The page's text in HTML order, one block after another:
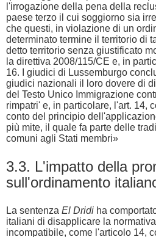
l'irrogazione della pena della
paese terzo il cui soggiorno sia
che questi, in violazione di un
determinato termine il territorio di
detto territorio senza giustificato
la direttiva 2008/115/CE e, in
16. I giudici di Lussemburgo
giudici nazionali il loro dovere di
del Testo Unico Immigrazione
rimpatri' e, in particolare, l'art. 14,
conto del principio
più mite, il quale fa parte delle
comuni agli Stati membri»
3.3. L'impatto della
sull'ordinamento
La sentenza El Dridi ha
italiani di disapplicare la
incompatibile, come l'articolo 14,